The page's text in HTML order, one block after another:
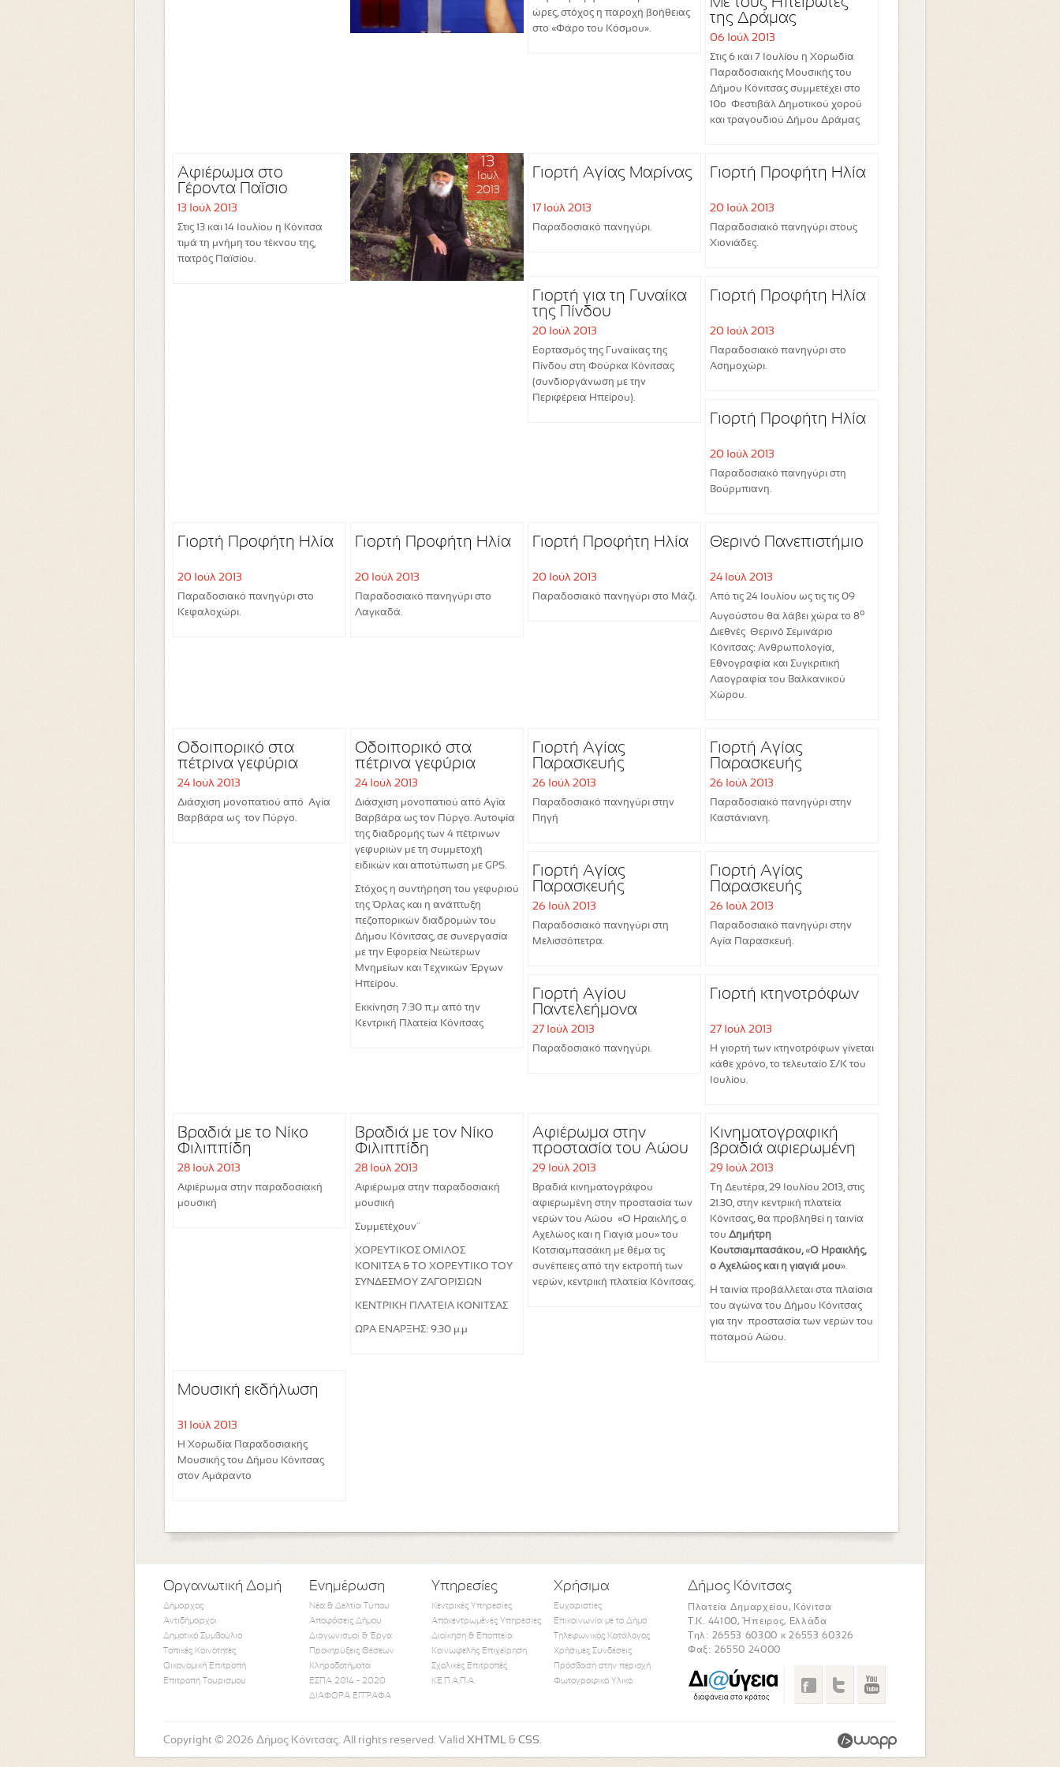
ώρες, στόχος η παροχή βοήθειας
στο «Φάρο του Κόσμου».
της Δράμας
06 Ιούλ 2013
Στις 6 και 7 Ιουλίου η Χορωδία
Παραδοσιακής Μουσικής του
Δήμου Κόνιτσας συμμετέχει στο
10ο Φεστιβάλ Δημοτικού χορού
και τραγουδιού Δήμου Δράμας
Αφιέρωμα στο
Γέροντα Παΐσιο
13 Ιούλ 2013
Στις 13 και 14 Ιουλίου η Κόνιτσα
τιμά τη μνήμη του τέκνου της,
πατρός Παϊσίου.
13
Ιούλ
2013
Γιορτή Αγίας Μαρίνας
17 Ιούλ 2013
Παραδοσιακό πανηγύρι.
Γιορτή Προφήτη Ηλία
20 Ιούλ 2013
Παραδοσιακό πανηγύρι στους
Χιονιάδες.
Γιορτή για τη Γυναίκα
της Πίνδου
20 Ιούλ 2013
Εορτασμός της Γυναίκας της
Πίνδου στη Φούρκα Κόνιτσας
(συνδιοργάνωση με την
Περιφέρεια Ηπείρου).
Γιορτή Προφήτη Ηλία
20 Ιούλ 2013
Παραδοσιακό πανηγύρι στο
Ασημοχώρι.
Γιορτή Προφήτη Ηλία
20 Ιούλ 2013
Παραδοσιακό πανηγύρι στη
Βούρμπιανη.
Γιορτή Προφήτη Ηλία
20 Ιούλ 2013
Παραδοσιακό πανηγύρι στο
Κεφαλοχώρι.
Γιορτή Προφήτη Ηλία
20 Ιούλ 2013
Παραδοσιακό πανηγύρι στο
Λαγκαδά.
Γιορτή Προφήτη Ηλία
20 Ιούλ 2013
Παραδοσιακό πανηγύρι στο Μάζι.
Θερινό Πανεπιστήμιο
24 Ιούλ 2013
Από τις 24 Ιουλίου ως τις τις 09
Αυγούστου θα λάβει χώρα το 8ο
Διεθνές Θερινό Σεμινάριο
Κόνιτσας: Ανθρωπολογία,
Εθνογραφία και Συγκριτική
Λαογραφία του Βαλκανικού
Χώρου.
Οδοιπορικό στα
πέτρινα γεφύρια
24 Ιούλ 2013
Διάσχιση μονοπατιού από Αγία
Βαρβάρα ως τον Πύργο.
Οδοιπορικό στα
πέτρινα γεφύρια
24 Ιούλ 2013
Διάσχιση μονοπατιού από Αγία
Βαρβάρα ως τον Πύργο. Αυτοψία
της διαδρομής των 4 πέτρινων
γεφυριών με τη συμμετοχή
ειδικών και αποτύπωση με GPS.
Στόχος η συντήρηση του γεφυριού
της Όρλας και η ανάπτυξη
πεζοπορικών διαδρομών του
Δήμου Κόνιτσας, σε συνεργασία
με την Εφορεία Νεώτερων
Μνημείων και Τεχνικών Έργων
Ηπείρου.
Εκκίνηση 7:30 π.μ από την
Κεντρική Πλατεία Κόνιτσας
Γιορτή Αγίας
Παρασκευής
26 Ιούλ 2013
Παραδοσιακό πανηγύρι στην
Πηγή
Γιορτή Αγίας
Παρασκευής
26 Ιούλ 2013
Παραδοσιακό πανηγύρι στην
Καστάνιανη.
Γιορτή Αγίας
Παρασκευής
26 Ιούλ 2013
Παραδοσιακό πανηγύρι στη
Μελισσόπετρα.
Γιορτή Αγίας
Παρασκευής
26 Ιούλ 2013
Παραδοσιακό πανηγύρι στην
Αγία Παρασκευή.
Γιορτή Αγίου
Παντελεήμονα
27 Ιούλ 2013
Παραδοσιακό πανηγύρι.
Γιορτή κτηνοτρόφων
27 Ιούλ 2013
Η γιορτή των κτηνοτρόφων γίνεται
κάθε χρόνο, το τελευταίο Σ/Κ του
Ιουλίου.
Βραδιά με το Νίκο
Φιλιππίδη
28 Ιούλ 2013
Αφιέρωμα στην παραδοσιακή
μουσική
Βραδιά με τον Νίκο
Φιλιππίδη
28 Ιούλ 2013
Αφιέρωμα στην παραδοσιακή
μουσική
Συμμετέχουν¨
ΧΟΡΕΥΤΙΚΟΣ ΟΜΙΛΟΣ
ΚΟΝΙΤΣΑ & ΤΟ ΧΟΡΕΥΤΙΚΟ ΤΟΥ
ΣΥΝΔΕΣΜΟΥ ΖΑΓΟΡΙΣΙΩΝ
ΚΕΝΤΡΙΚΗ ΠΛΑΤΕΙΑ ΚΟΝΙΤΣΑΣ
ΩΡΑ ΕΝΑΡΞΗΣ: 9.30 μ.μ
Αφιέρωμα στην
προστασία του Αώου
29 Ιούλ 2013
Βραδιά κινηματογράφου
αφιερωμένη στην προστασία των
νερών του Αώου «Ο Ηρακλής, ο
Αχελώος και η Γιαγιά μου» του
Κοτσιαμπασάκη με θέμα τις
συνέπειες από την εκτροπή των
νερών, κεντρική πλατεία Κόνιτσας.
Κινηματογραφική
βραδιά αφιερωμέ νη
στην προστασία των
νερών του π οταμού
Αώου
29 Ιούλ 2013
Τη Δευτέρα, 29 Ιουλίου 2013, στις
21.30, στην κεντρική πλατεία
Κόνιτσας, θα προβληθεί η ταινία
του Δημήτρη
Κουτσιαμπασάκου,«Ο Ηρακλής,
ο Αχελώος και η γιαγιά μου».
Η ταινία προβάλλεται στα πλαίσια
του αγώνα του Δήμου Κόνιτσας
για την προστασία των νερών του
ποταμού Αώου.
Μουσική εκδήλωση
31 Ιούλ 2013
Η Χορωδία Παραδοσιακής
Μουσικής του Δήμου Κόνιτσας
στον Αμάραντο
Οργανωτική Δομή
Δήμαρχος
Αντιδήμαρχοι
Δημοτικό Συμβούλιο
Τοπικές Κοινότητες
Οικονομική Επιτροπή
Επιτροπή Τουρισμού
Ενημέρωση
Νέα & Δελτία Τύπου
Αποφάσεις Δήμου
Διαγωνισμοί & Έργα
Προκηρύξεις Θέσεων
Κληροδοτήματα
ΕΣΠΑ 2014 - 2020
ΔΙΑΦΟΡΑ ΕΓΓΡΑΦΑ
Υπηρεσίες
Κεντρικές Υπηρεσίες
Αποκεντρωμένες Υπηρεσίες
Διοίκηση & Εποπτεία
Κοινωφελής Επιχείρηση
Σχολικές Επιτροπές
ΚΕ.Π.Α.Π.Α.
Χρήσιμα
Ευχαριστίες
Επικοινωνία με το Δήμο
Τηλεφωνικός Κατάλογος
Χρήσιμες Συνδέσεις
Πρόσβαση στην περιοχή
Φωτογραφικό Υλικό
Δήμος Κόνιτσας
Πλατεία Δημαρχείου, Κόνιτσα
Τ.Κ. 44100, Ήπειρος, Ελλάδα
Τηλ: 26553 60300 κ 26553 60326
Φαξ: 26550 24000
Follow UsWatch Us
Copyright © 2026 Δήμος Κόνιτσας. All rights reserved. Valid XHTML & CSS.